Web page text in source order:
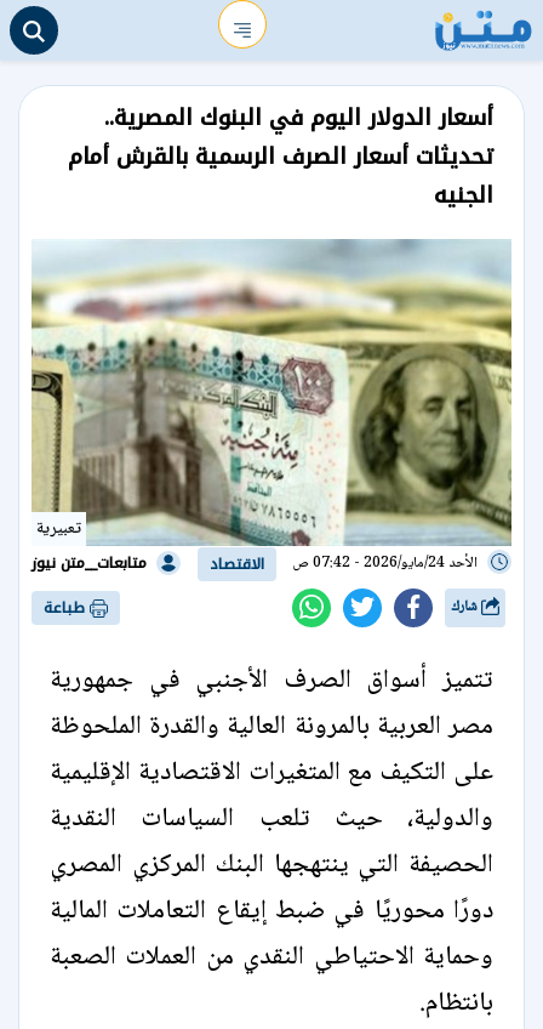
أسعار الدولار اليوم في البنوك المصرية..
تحديثات أسعار الصرف الرسمية بالقرش أمام
الجنيه
تعبيرية
الأحد 24/مايو/2026 - 07:42 ص الاقتصاد متابعات__متن نيوز
طباعة
تتميز أسواق الصرف الأجنبي في جمهورية
مصر العربية بالمرونة العالية والقدرة الملحوظة
على التكيف مع المتغيرات الاقتصادية الإقليمية
والدولية، حيث تلعب السياسات النقدية
الحصيفة التي ينتهجها البنك المركزي المصري
دورًا محوريًا في ضبط إيقاع التعاملات المالية
وحماية الاحتياطي النقدي من العملات الصعبة
بانتظام.